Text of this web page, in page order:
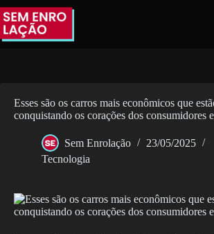
Pular
para
conteúdo
Esses são os carros mais econômicos que
conquistando os corações dos consumidores
Sem Enrolação
23/05/2025
Tecnologia